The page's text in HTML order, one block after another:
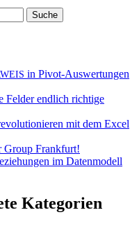
in Pivot-Auswertungen
Felder endlich richtige
mit dem Excel
Group Frankfurt!
im Datenmodell
Kategorien